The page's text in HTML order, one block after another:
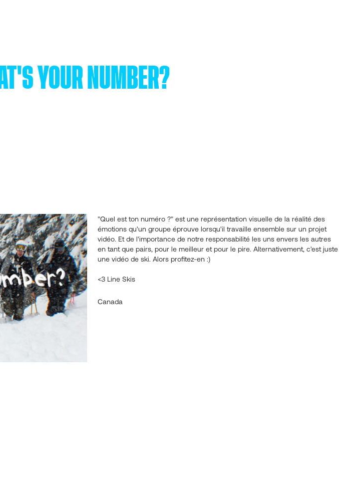
YOUR NUMBER?
"Quel est ton numéro ?" est une représentation visuelle de la réalité des
émotions qu'un groupe éprouve lorsqu'il travaille ensemble sur un projet
vidéo. Et de l'importance de notre responsabilité les uns envers les autres
en tant que pairs, pour le meilleur et pour le pire. Alternativement, c'est juste
une vidéo de ski. Alors profitez-en :)
<3 Line Skis
Canada